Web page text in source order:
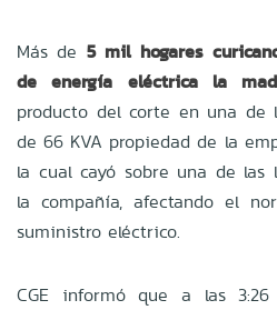
Más de 5 mil hogares
de energía eléctrica la
producto del corte en una de
de 66 KVA propiedad de la
la cual cayó sobre una de
la compañía, afectando el
suministro eléctrico.
CGE informó que a las